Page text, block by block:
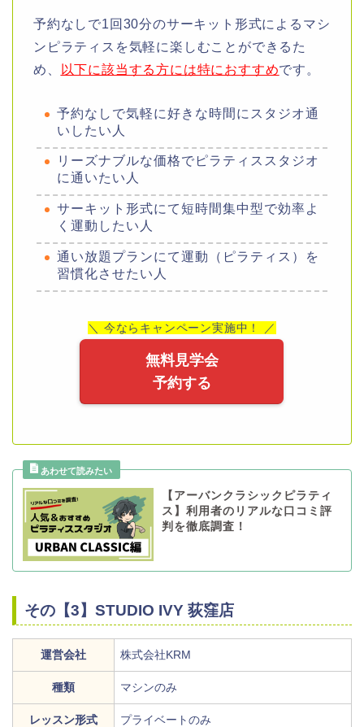
予約なしで1回30分のサーキット形式によるマシ
ンピラティスを気軽に楽しむことができるた
め、
以下に該当する方には特におすすめです。
予約なしで気軽に好きな時間にスタジオ通
いしたい人
リーズナブルな価格でピラティススタジオ
に通いたい人
サーキット形式にて短時間集中型で効率よ
く運動したい人
通い放題プランにて運動（ピラティス）を
習慣化させたい人
＼ 今ならキャンペーン実施中！ ／
無料見学会
予約する
【アーバンクラシックピラティ
ス】利用者のリアルな口コミ評
判を徹底調査！
その【3】STUDIO IVY 荻窪店
運営会社 株式会社KRM
種類 マシンのみ
レッスン形式 プライベートのみ